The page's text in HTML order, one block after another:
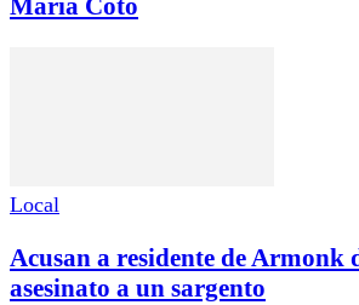
Maria Coto
Local
Acusan a residente de Armonk
asesinato a un sargento